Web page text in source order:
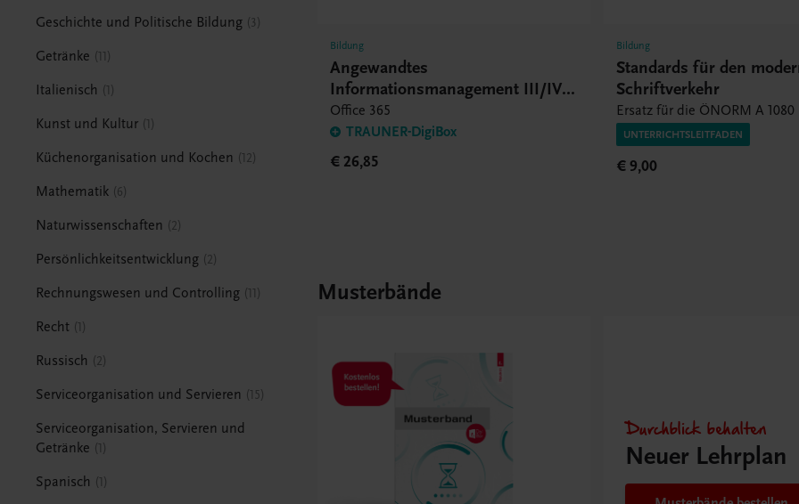
Geschichte und Politische Bildung 3
Getränke 11
Italienisch 1
Kunst und Kultur 1
Küchenorganisation und Kochen 12
Mathematik 6
Naturwissenschaften 2
Persönlichkeitsentwicklung 2
Rechnungswesen und Controlling 11
Recht 1
Russisch 2
Serviceorganisation und Servieren 15
Serviceorganisation, Servieren und
Getränke
1
Spanisch 1
Bildung
Angewandtes
Informationsmanagement III/IV
HLT
Office 365
TRAUNER-DigiBox
€ 26,85
Bildung
Standards für den
Schriftverkehr
Ersatz für die ÖNORM A 1080
UNTERRICHTSLEITFADEN
€ 9,00
Musterbände
Durchblick behalten
Neuer Lehrplan